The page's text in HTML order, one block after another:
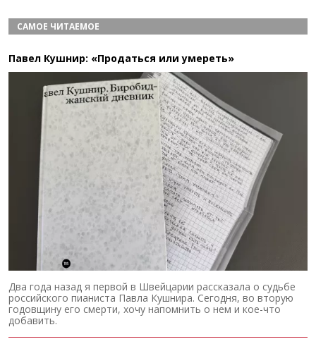
САМОЕ ЧИТАЕМОЕ
Павел Кушнир: «Продаться или умереть»
Два года назад я первой в Швейцарии рассказала о судьбе
российского пианиста Павла Кушнира. Сегодня, во вторую
годовщину его смерти, хочу напомнить о нем и кое-что
добавить.